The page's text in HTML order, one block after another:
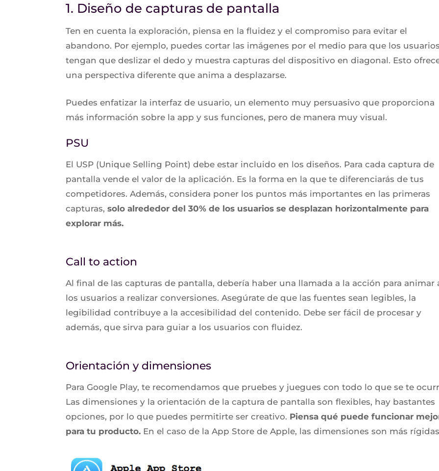
1. Diseño de capturas de pantalla
Ten en cuenta la exploración, piensa en la fluidez y el compromiso para evitar el
abandono. Por ejemplo, puedes cortar las imágenes por el medio para que los
tengan que deslizar el dedo y muestra capturas del dispositivo en diagonal. Esto
una perspectiva diferente que anima a desplazarse.
Puedes enfatizar la interfaz de usuario, un elemento muy persuasivo que proporciona
más información sobre la app y sus funciones, pero de manera muy visual.
PSU
El USP (Unique Selling Point) debe estar incluido en los diseños. Para cada captura de
pantalla vende el valor de la aplicación. Es la forma en la que te diferenciarás de tus
competidores. Además, considera poner los puntos más importantes en las primeras
capturas,solo alrededor del 30% de los usuarios se desplazan horizontalmente para
explorar más.
Call to action
Al final de las capturas de pantalla, debería haber una llamada a la acción para animar
los usuarios a realizar conversiones. Asegúrate de que las fuentes sean legibles, la
legibilidad contribuye a la accesibilidad del contenido. Debe ser fácil de procesar y
además, que sirva para guiar a los usuarios con fluidez.
Orientación y dimensiones
Para Google Play, te recomendamos que pruebes y juegues con todo lo que se te
Las dimensiones y la orientación de la captura de pantalla son flexibles, hay bastantes
opciones, por lo que puedes permitirte ser creativo. Piensa qué puede funcionar
para tu producto. En el caso de la App Store de Apple, las dimensiones son más